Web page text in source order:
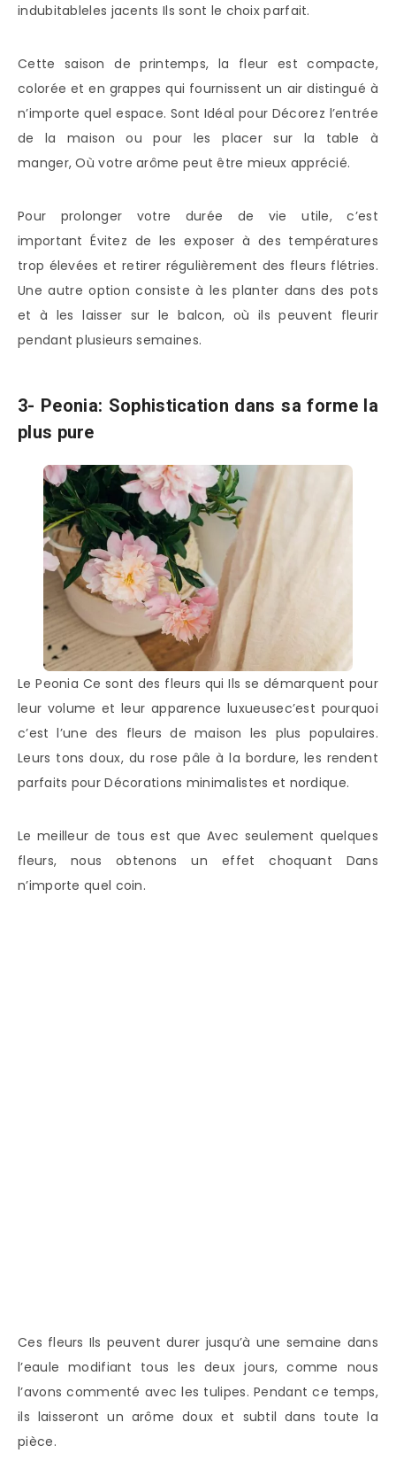
indubitableles jacents Ils sont le choix parfait.
Cette saison de printemps, la fleur est compacte,
colorée et en grappes qui fournissent un air distingué à
n’importe quel espace. Sont Idéal pour Décorez l’entrée
de la maison ou pour les placer sur la table à
manger, Où votre arôme peut être mieux apprécié.
Pour prolonger votre durée de vie utile, c’est
important Évitez de les exposer à des températures
trop élevées et retirer régulièrement des fleurs flétries.
Une autre option consiste à les planter dans des pots
et à les laisser sur le balcon, où ils peuvent fleurir
pendant plusieurs semaines.
3- Peonia: Sophistication dans sa forme la
plus pure
Le Peonia Ce sont des fleurs qui Ils se démarquent pour
leur volume et leur apparence luxueusec’est pourquoi
c’est l’une des fleurs de maison les plus populaires.
Leurs tons doux, du rose pâle à la bordure, les rendent
parfaits pour Décorations minimalistes et nordique.
Le meilleur de tous est que Avec seulement quelques
fleurs, nous obtenons un effet choquant Dans
n’importe quel coin.
Ces fleurs Ils peuvent durer jusqu’à une semaine dans
l’eaule modifiant tous les deux jours, comme nous
l’avons commenté avec les tulipes. Pendant ce temps,
ils laisseront un arôme doux et subtil dans toute la
pièce.